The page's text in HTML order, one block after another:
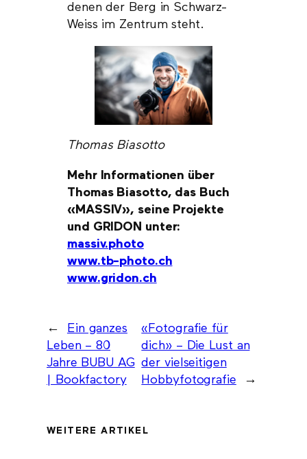
denen der Berg in Schwarz-
Weiss im Zentrum steht.
Thomas Biasotto
Mehr Informationen über
Thomas Biasotto, das Buch
«MASSIV», seine Projekte
und GRIDON unter:
massiv.photo
www.tb-photo.ch
www.gridon.ch
←
Ein ganzes
Leben – 80
Jahre BUBU AG
| Bookfactory
«Fotografie für
dich» – Die Lust an
der vielseitigen
Hobbyfotografie
→
WEITERE ARTIKEL